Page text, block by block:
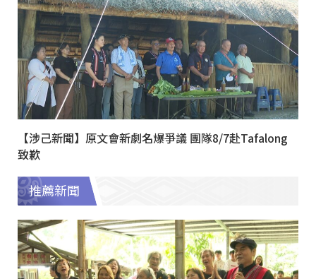
【涉己新聞】原文會新劇名爆爭議 團隊8/7赴Tafalong
致歉
推薦新聞